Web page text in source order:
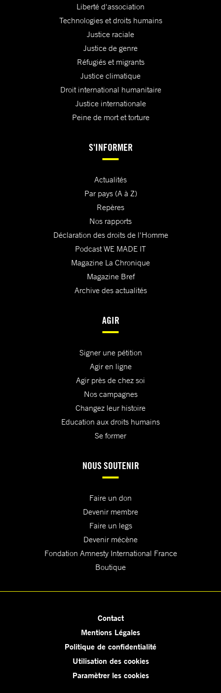
Liberté d'association
Technologies et droits humains
Justice raciale
Justice de genre
Réfugiés et migrants
Justice climatique
Droit international humanitaire
Justice internationale
Peine de mort et torture
S'INFORMER
Actualités
Par pays (A à Z)
Repères
Nos rapports
Déclaration des droits de l'Homme
Podcast WE MADE IT
Magazine La Chronique
Magazine Bref
Archive des actualités
AGIR
Signer une pétition
Agir en ligne
Agir près de chez soi
Nos campagnes
Changez leur histoire
Education aux droits humains
Se former
NOUS SOUTENIR
Faire un don
Devenir membre
Faire un legs
Devenir mécène
Fondation Amnesty International France
Boutique
Contact
Mentions Légales
Politique de confidentialité
Utilisation des cookies
Paramètrer les cookies